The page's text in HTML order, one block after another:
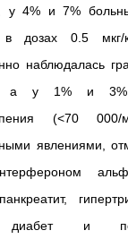
у 4% и 7%
в дозах 0.5
наблюдалась
а у 1% и
(<70 000/
явлениями,
диабет и